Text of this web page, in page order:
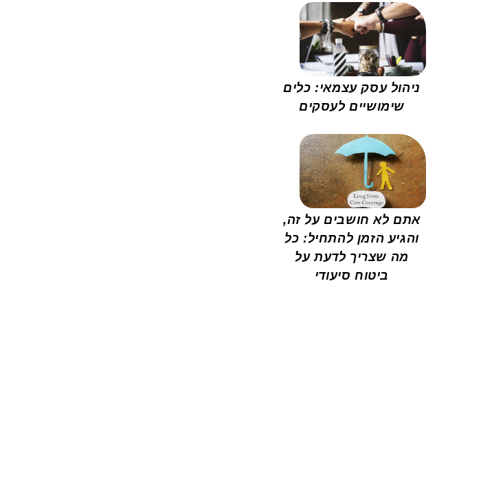
ניהול עסק עצמאי: כלים
שימושיים לעסקים
אתם לא חושבים על זה,
והגיע הזמן להתחיל: כל
מה שצריך לדעת על
ביטוח סיעודי